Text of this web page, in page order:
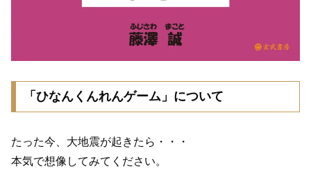
「ひなんくんれんゲーム」について
たった今、大地震が起きたら・・・
本気で想像してみてください。